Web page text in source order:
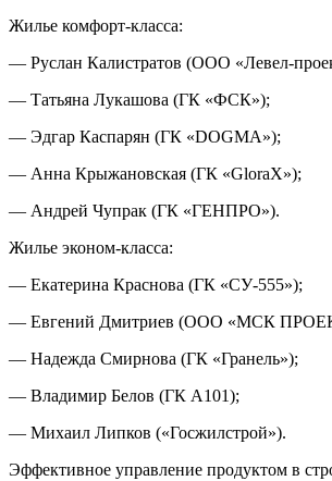
Жилье комфорт-класса:
— Руслан Калистратов (ООО «Левел-
— Татьяна Лукашова (ГК «ФСК»);
— Эдгар Каспарян (ГК «DOGMA»);
— Анна Крыжановская (ГК «GloraX»);
— Андрей Чупрак (ГК «ГЕНПРО»).
Жилье эконом-класса:
— Екатерина Краснова (ГК «СУ-555»);
— Евгений Дмитриев (ООО «МСК
— Надежда Смирнова (ГК «Гранель»);
— Владимир Белов (ГК А101);
— Михаил Липков («Госжилстрой»).
Эффективное управление продуктом в